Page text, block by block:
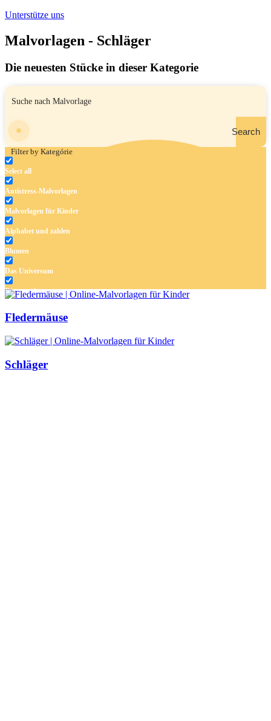
Unterstütze uns
Malvorlagen - Schläger
Die neuesten Stücke in dieser Kategorie
Search
Filter by Kategórie
Select all
Antistress-Malvorlagen
Malvorlagen für Kinder
Alphabet und zahlen
Blumen
Das Universum
Dinosaurier
Haus und Wohnen
Fledermäuse
Schläger